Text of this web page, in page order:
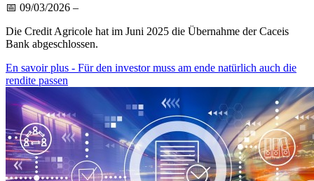
📅 09/03/2026 –
Die Credit Agricole hat im Juni 2025 die Übernahme der Caceis
Bank abgeschlossen.
En savoir plus - Für den investor muss am ende natürlich auch die
rendite passen